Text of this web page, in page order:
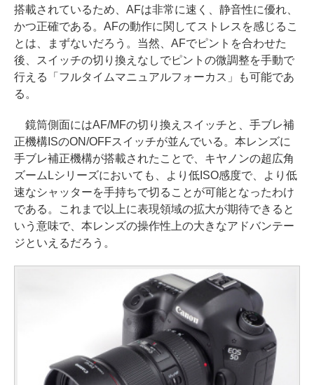
搭載されているため、AFは非常に速く、静音性に優れ、
かつ正確である。AFの動作に関してストレスを感じるこ
とは、まずないだろう。当然、AFでピントを合わせた
後、スイッチの切り換えなしでピントの微調整を手動で
行える「フルタイムマニュアルフォーカス」も可能であ
る。
鏡筒側面にはAF/MFの切り換えスイッチと、手ブレ補
正機構ISのON/OFFスイッチが並んでいる。本レンズに
手ブレ補正機構が搭載されたことで、キヤノンの超広角
ズームLシリーズにおいても、より低ISO感度で、より低
速なシャッターを手持ちで切ることが可能となったわけ
である。これまで以上に表現領域の拡大が期待できると
いう意味で、本レンズの操作性上の大きなアドバンテー
ジといえるだろう。